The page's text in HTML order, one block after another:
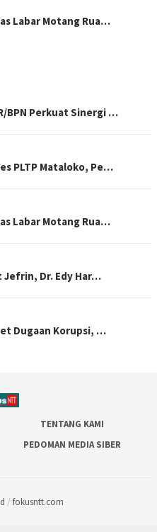
Labar Motang Rua…
BPN Perkuat Sinergi …
PLTP Mataloko, Pe…
Labar Motang Rua…
Jefrin, Dr. Edy Har…
Dugaan Korupsi, …
TENTANG KAMI
PEDOMAN MEDIA SIBER
/ fokusntt.com